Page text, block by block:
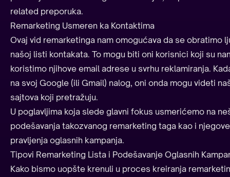
related preporuka.
Remarketing Usmeren ka Kontaktima
Ovaj vid remarketinga nam omogućava da se obratimo
našoj listi kontakata. To mogu biti oni korisnici koji su
koristimo njihove email adrese u svrhu reklamiranja.
na svoj Google (ili Gmail) nalog, oni onda mogu videti
sajtova koji pretražuju.
U poglavljima koja slede glavni fokus usmerićemo na
podešavanja takozvanog remarketing taga kao i
pravljenja oglasnih kampanja.
Tipovi Remarketing Lista i Podešavanje Oglasnih
Kako bismo uopšte krenuli u proces kreiranja